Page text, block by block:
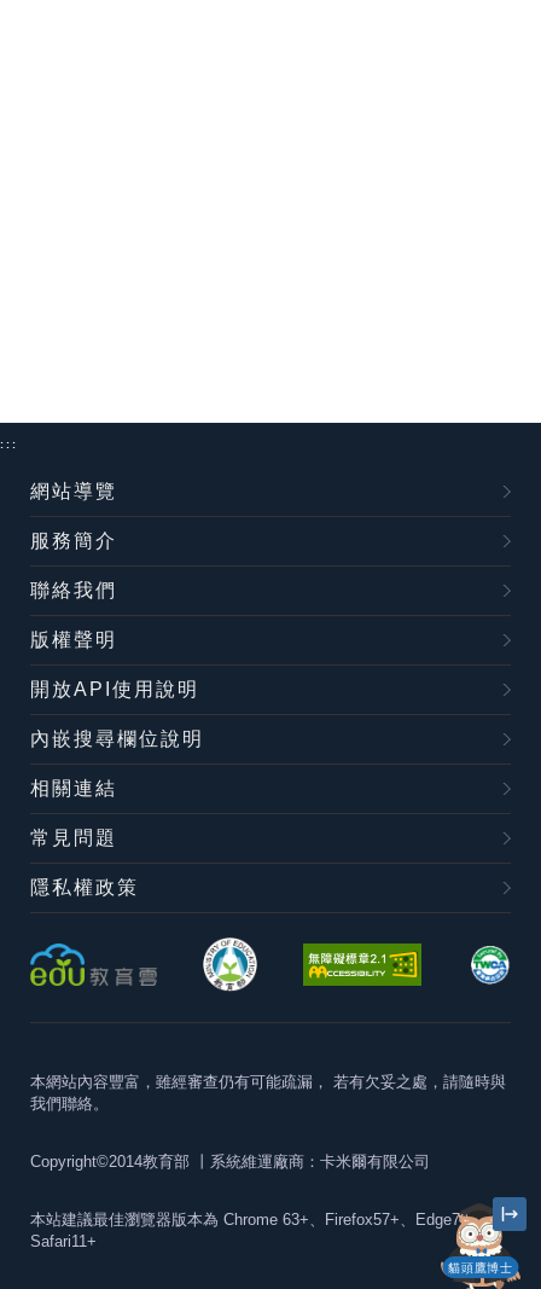
貓頭鷹博士
:::
網站導覽
服務簡介
聯絡我們
版權聲明
開放API使用說明
內嵌搜尋欄位說明
相關連結
常見問題
隱私權政策
本網站內容豐富，雖經審查仍有可能疏漏， 若有欠妥之處，請隨時與
我們聯絡。
Copyright©2014教育部 丨系統維運廠商：卡米爾有限公司
本站建議最佳瀏覽器版本為 Chrome 63+、Firefox57+、Edge79+及
Safari11+